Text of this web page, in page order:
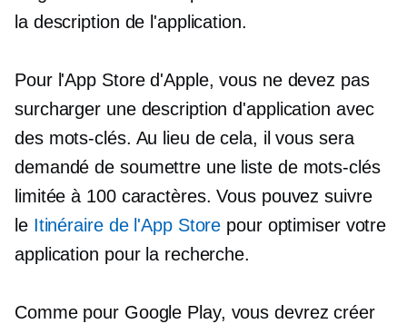
la description de l'application.
Pour l'App Store d'Apple, vous ne devez pas
surcharger une description d'application avec
des mots-clés. Au lieu de cela, il vous sera
demandé de soumettre une liste de mots-clés
limitée à 100 caractères. Vous pouvez suivre
le Itinéraire de l'App Store pour optimiser votre
application pour la recherche.
Comme pour Google Play, vous devrez créer